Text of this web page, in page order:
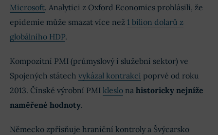
Microsoft. Analytici z Oxford Economics prohlásili, že
epidemie může smazat více než 1 bilion dolarů z
globálního HDP.
Kompozitní PMI (průmyslový i služební sektor) ve
Spojených státech vykázal kontrakci poprvé od roku
2013. Čínské výrobní PMI kleslo na historicky nejníže
naměřené hodnoty.
Německo zpřísňuje hraniční kontroly a Švýcarsko